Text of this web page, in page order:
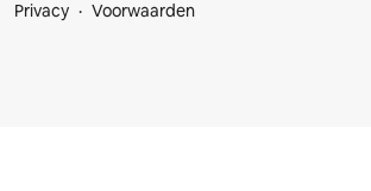
Privacy
Voorwaarden